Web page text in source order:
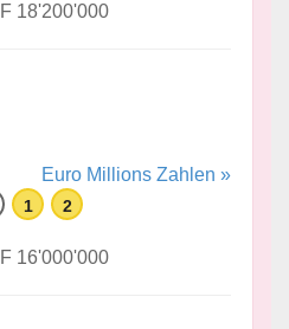
18'200'000
Euro Millions Zahlen »
1 2
16'000'000